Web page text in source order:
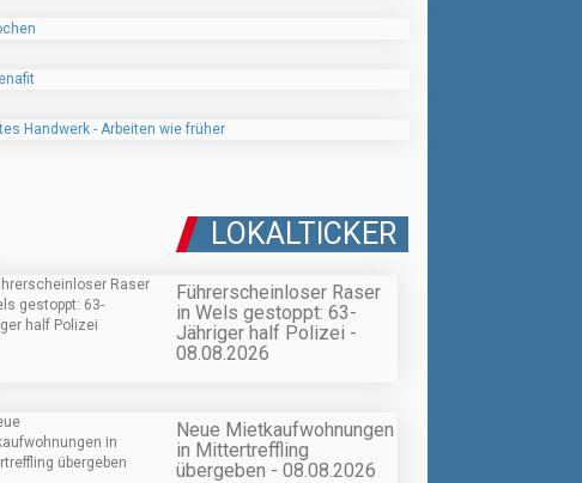
LOKALTICKER
Führerscheinloser Raser
in Wels gestoppt: 63-
Jähriger half Polizei -
08.08.2026
Neue Mietkaufwohnungen
in Mittertreffling
übergeben - 08.08.2026